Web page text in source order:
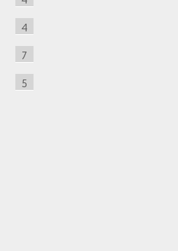
4
7
5